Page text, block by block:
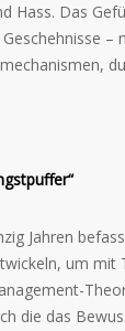
Hass. Das
–
Jahren
um mit
die das